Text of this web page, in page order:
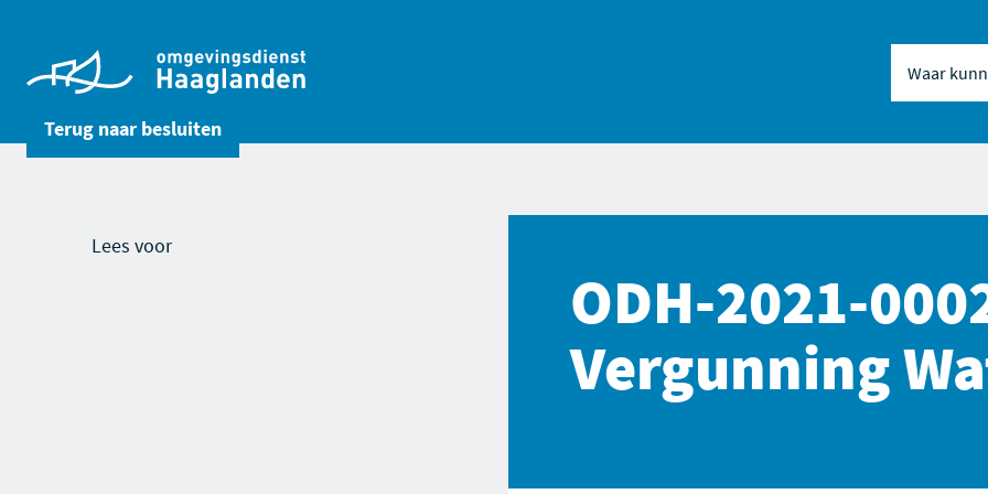
Naar
Naar
Waar
Terug naar besluiten
Lees voor
ODH-2021-
Vergunning